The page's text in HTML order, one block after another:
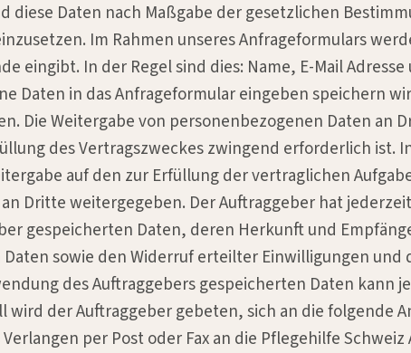
diese Daten nach Maßgabe der gesetzlichen
Im Rahmen unseres Anfrageformulars
eingibt. In der Regel sind dies: Name, E-Mail
Daten in das Anfrageformular eingeben speichern
Die Weitergabe von personenbezogenen Daten an
des Vertragszweckes zwingend erforderlich ist.
auf den zur Erfüllung der vertraglichen
Dritte weitergegeben. Der Auftraggeber hat
gespeicherten Daten, deren Herkunft und
sowie den Widerruf erteilter Einwilligungen und
des Auftraggebers gespeicherten Daten kann
wird der Auftraggeber gebeten, sich an die folgende
per Post oder Fax an die Pflegehilfe Schweiz